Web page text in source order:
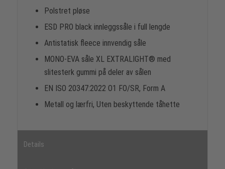
Polstret pløse
ESD PRO black innleggssåle i full lengde
Antistatisk fleece innvendig såle
MONO-EVA såle XL EXTRALIGHT® med
slitesterk gummi på deler av sålen
EN ISO 20347:2022 O1 FO/SR, Form A
Metall og lærfri, Uten beskyttende tåhette
Details